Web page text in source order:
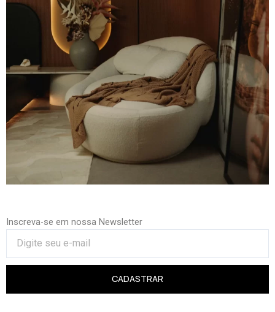
Inscreva-se em nossa Newsletter
CADASTRAR